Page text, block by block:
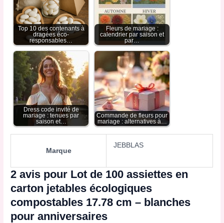
Top 10 des contenants à
dragées éco-
responsables…
Fleurs de mariage :
calendrier par saison et
par…
Dress code invité de
mariage : tenues par
saison et…
Commande de fleurs pour
mariage : alternatives à…
Marque
JEBBLAS
2 avis pour Lot de 100 assiettes en
carton jetables écologiques
compostables 17.78 cm – blanches
pour anniversaires